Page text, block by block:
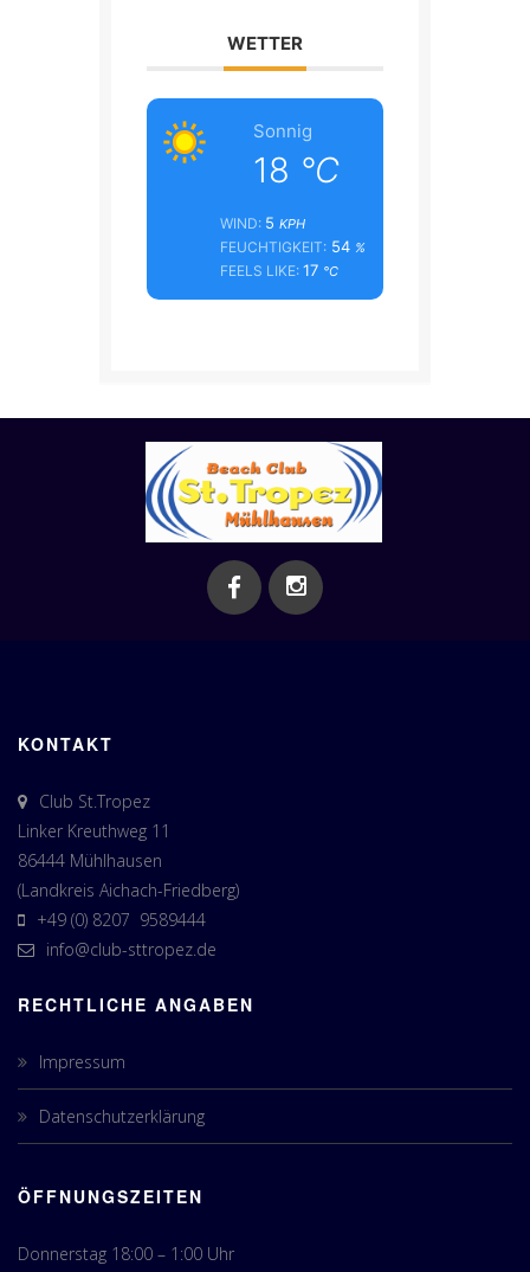
WETTER
Sonnig
18 °C
WIND: 5 KPH
FEUCHTIGKEIT: 54 %
FEELS LIKE:17 °C
KONTAKT
Club St.Tropez
Linker Kreuthweg 11
86444 Mühlhausen
(Landkreis Aichach-Friedberg)
+49 (0) 8207 9589444
info@club-sttropez.de
RECHTLICHE ANGABEN
Impressum
Datenschutzerklärung
ÖFFNUNGSZEITEN
Donnerstag 18:00 – 1:00 Uhr